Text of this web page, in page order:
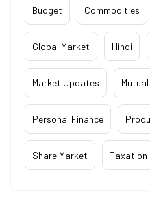
Budget Commodities
Global Market Hindi
Market Updates
Personal Finance
Share Market Taxation